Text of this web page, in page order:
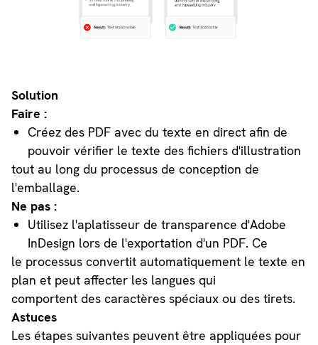
Solution
Faire :
Créez des PDF avec du texte en direct afin de
pouvoir vérifier le texte des fichiers d'illustration
tout au long du processus de conception de
l'emballage.
Ne pas :
Utilisez l'aplatisseur de transparence d'Adobe
InDesign lors de l'exportation d'un PDF. Ce
le processus convertit automatiquement le texte en
plan et peut affecter les langues qui
comportent des caractères spéciaux ou des tirets.
Astuces
Les étapes suivantes peuvent être appliquées pour